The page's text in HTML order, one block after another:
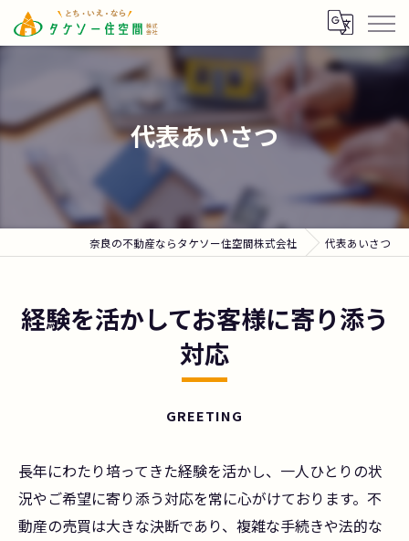
代表あいさつ
奈良の不動産ならタケソー住空間株式会社 代表あいさつ
経験を活かしてお客様に寄り添う
対応
GREETING
長年にわたり培ってきた経験を活かし、一人ひとりの状
況やご希望に寄り添う対応を常に心がけております。不
動産の売買は大きな決断であり、複雑な手続きや法的な